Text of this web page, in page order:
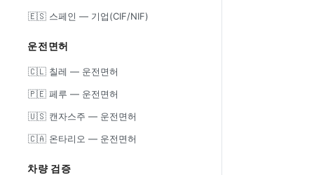
🇪🇸 스페인 — 기업(CIF/NIF)
운전면허
🇨🇱 칠레 — 운전면허
🇵🇪 페루 — 운전면허
🇺🇸 캔자스주 — 운전면허
🇨🇦 온타리오 — 운전면허
차량 검증